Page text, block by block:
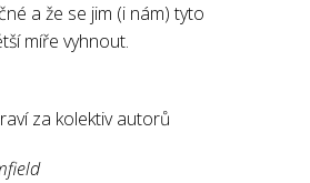
a že se jim (i nám) tyto
míře vyhnout.
za kolektiv autorů